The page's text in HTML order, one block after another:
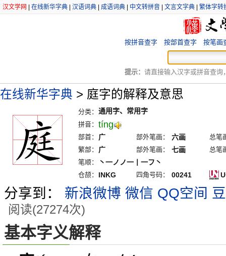
汉文学网 在线新华字典 汉语词典 成语词典 中文转拼音 文言文字典 繁体字转
按拼音查字 按部首查字 按笔画
提示： 请直接输入汉字或拼音查询
在线新华字典 > 庭字的解释及意思
分类： 通用字、常用字
拼音： tíng
部首： 广 部外笔画： 六画
总笔
繁部：
广 部外笔画： 七画
总笔
笔顺：
丶一ノノ一丨一フ丶
仓颉： INKG 四角号码： 00241
分享到： 新浪微博 微信 QQ空间
阅读(27274次)
基本字义解释